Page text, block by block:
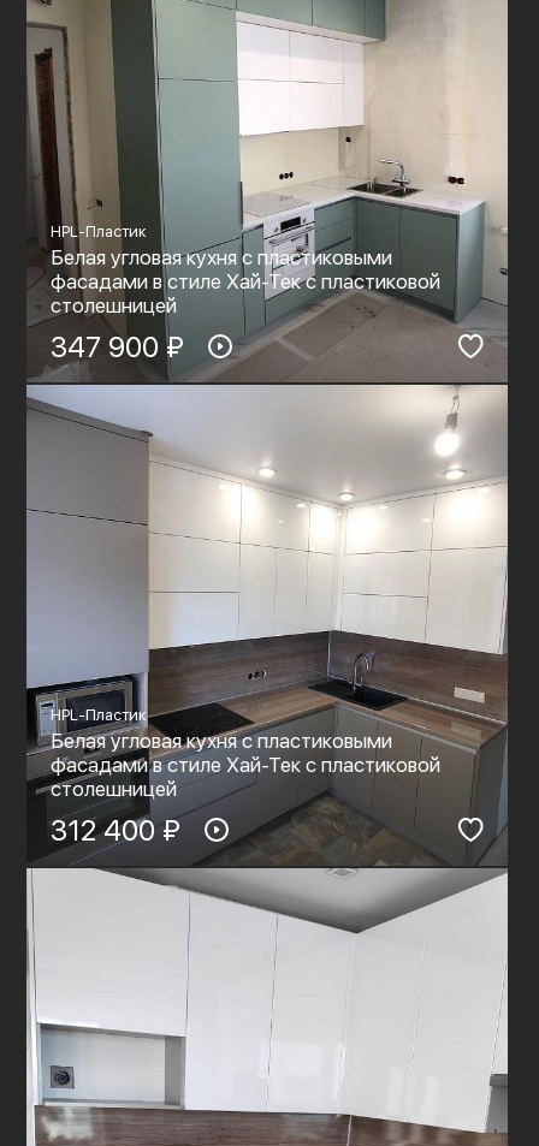
HPL-Пластик
Белая угловая кухня с пластиковыми
фасадами в стиле Хай-Тек с пластиковой
столешницей
347 900 ₽
HPL-Пластик
Белая угловая кухня с пластиковыми
фасадами в стиле Хай-Тек с пластиковой
столешницей
312 400 ₽